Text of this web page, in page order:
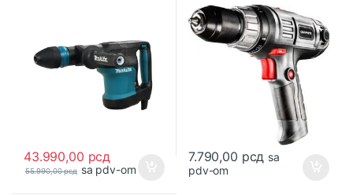
43.990,00 рсд
55.990,00рсд sa pdv-om
7.790,00 рсд sa
pdv-om